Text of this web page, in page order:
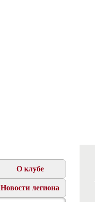
О клубе
Новости легиона